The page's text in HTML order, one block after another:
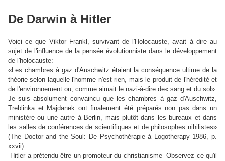
De Darwin à Hitler
Voici ce que Viktor Frankl, survivant de l'Holocauste, avait à dire au
sujet de l'influence de la pensée évolutionniste dans le développement
de l'holocauste:
«Les chambres à gaz d'Auschwitz étaient la conséquence ultime de la
théorie selon laquelle l'homme n'est rien, mais le produit de l'hérédité et
de l'environnement ou, comme aimait le nazi-à-dire de« sang et du sol».
Je suis absolument convaincu que les chambres à gaz d'Auschwitz,
Treblinka et Majdanek ont finalement été préparés non pas dans un
ministère ou une autre à Berlin, mais plutôt dans les bureaux et dans
les salles de conférences de scientifiques et de philosophes nihilistes»
(The Doctor and the Soul: De Psychothérapie à Logotherapy 1986, p.
xxvii).
Hitler a prétendu être un promoteur du christianisme Observez ce qu'il